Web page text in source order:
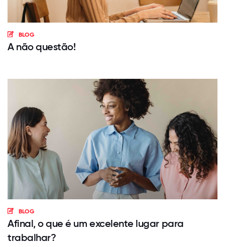
BLOG
A não questão!
BLOG
Afinal, o que é um excelente lugar para
trabalhar?